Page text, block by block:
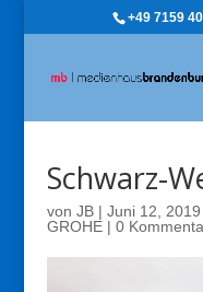
+49 7159
Schwarz-
von JB| Juni 12, 2019
GROHE| 0